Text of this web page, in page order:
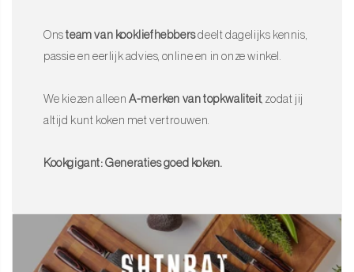
Onsteam van kookliefhebbersdeelt dagelijks kennis,
passie en eerlijk advies, online en in onze winkel.
We kiezen alleenA-merken van topkwaliteit, zodat jij
altijd kunt koken met vertrouwen.
Kookgigant: Generaties goed koken.